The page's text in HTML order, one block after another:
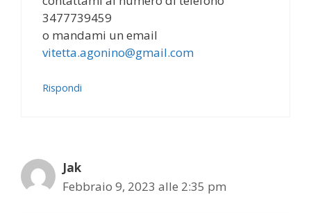
3477739459
o mandami un email
vitetta.agonino@gmail.com
Rispondi
Jak
Febbraio 9, 2023 alle 2:35 pm